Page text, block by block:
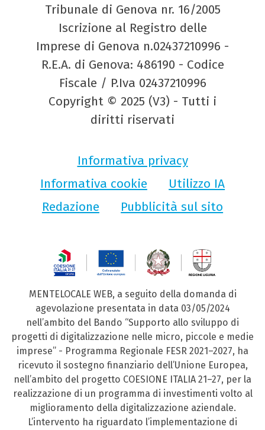
Tribunale di Genova nr. 16/2005
Iscrizione al Registro delle
Imprese di Genova n.02437210996 -
R.E.A. di Genova: 486190 - Codice
Fiscale / P.Iva 02437210996
Copyright © 2025 (V3) - Tutti i
diritti riservati
Informativa privacy
Informativa cookie
Utilizzo IA
Redazione
Pubblicità sul sito
MENTELOCALE WEB, a seguito della domanda di
agevolazione presentata in data 03/05/2024
nell’ambito del Bando “Supporto allo sviluppo di
progetti di digitalizzazione nelle micro, piccole e medie
imprese” - Programma Regionale FESR 2021–2027, ha
ricevuto il sostegno finanziario dell’Unione Europea,
nell’ambito del progetto COESIONE ITALIA 21–27, per la
realizzazione di un programma di investimenti volto al
miglioramento della digitalizzazione aziendale.
L’intervento ha riguardato l’implementazione di